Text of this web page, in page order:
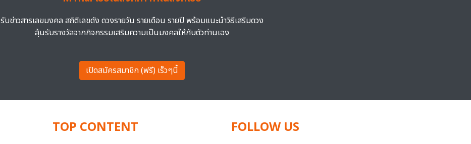
รับข่าวสารเลขมงคล สถิติเลขดัง ดวงรายวัน รายเดือน รายปี พร้อมแนะนำวิธีเสริมดวง
ลุ้นรับรางวัลจากกิจกรรมเสริมความเป็นมงคลให้กับตัวท่านเอง
เปิดสมัครสมาชิก (ฟรี) เร็วๆนี้
TOP CONTENT FOLLOW US